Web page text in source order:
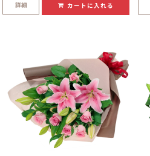
詳細 カートに入れる